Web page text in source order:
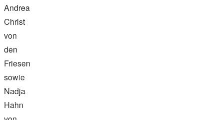
Andrea
Christ
von
den
Friesen
sowie
Nadja
Hahn